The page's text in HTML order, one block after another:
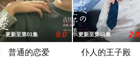
更新至第01集 9.0
普通的恋爱
更新至第01集 2.0
仆人的王子殿